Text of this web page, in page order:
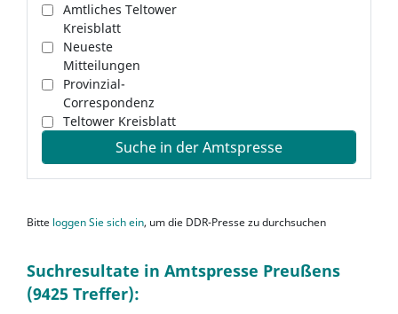
Amtliches Teltower
Kreisblatt
Neueste
Mitteilungen
Provinzial-
Correspondenz
Teltower Kreisblatt
Suche in der Amtspresse
Bitte loggen Sie sich ein, um die DDR-Presse zu durchsuchen
Suchresultate in Amtspresse Preußens
(9425 Treffer):